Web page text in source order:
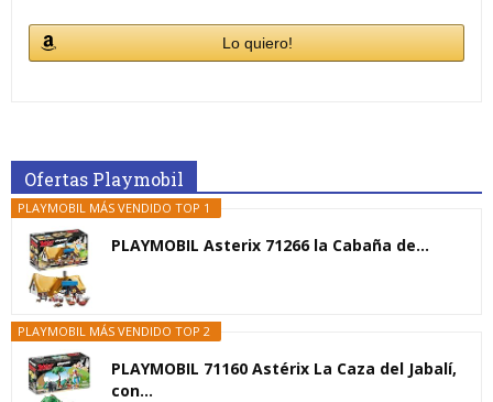
Lo quiero!
Ofertas Playmobil
PLAYMOBIL MÁS VENDIDO TOP 1
PLAYMOBIL Asterix 71266 la Cabaña de...
PLAYMOBIL MÁS VENDIDO TOP 2
PLAYMOBIL 71160 Astérix La Caza del Jabalí,
con...